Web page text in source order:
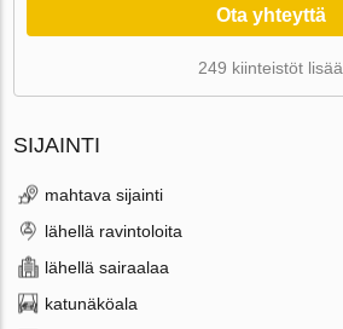
Ota yhteyttä
249 kiinteistöt lisää
SIJAINTI
mahtava sijainti
lähellä ravintoloita
lähellä sairaalaa
katunäköala